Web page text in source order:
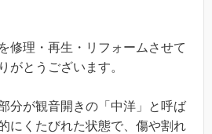
修理・再生・リフォームさせて
がとうございます。
分が観音開きの「中洋」と呼ば
にくたびれた状態で、傷や割れ